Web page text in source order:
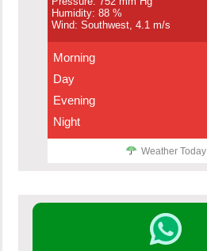
Humidity: 88 %
Wind: Southwest, 4.1 m/s
Morning
Day
Evening
Night
Weather Today